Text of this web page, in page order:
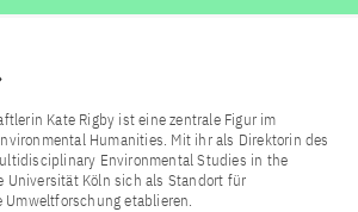
Kate Rigby ist eine zentrale Figur im
Humanities. Mit ihr als Direktorin des
Environmental Studies in the
Universität Köln sich als Standort für
etablieren.